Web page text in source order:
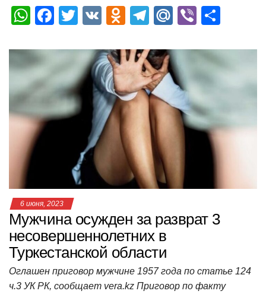
W
at
s
A
p
p
F
c
e
b
o
T
tt
er
V
O
n
o
kl
a
ss
ni
ki
T
e
gr
a
m
M
.R
u
Vi
er п
р
и
т
6 июня, 2023
Мужчина осужден за разврат 3
несовершеннолетних в
Туркестанской области
Оглашен приговор мужчине 1957 года по статье 124
ч.3 УК РК, сообщает vera.kz Приговор по факту